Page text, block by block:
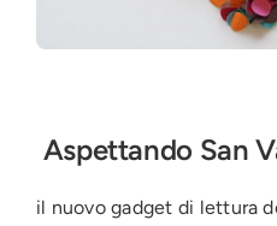
Aspettando San
il nuovo gadget di lettura